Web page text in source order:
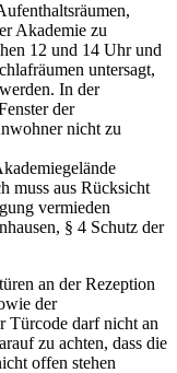
Akademie zu
12 und 14 Uhr und
untersagt,
In der
der
nicht zu
muss aus Rücksicht
vermieden
§ 4 Schutz der
an der Rezeption
der
Türcode darf nicht an
zu achten, dass die
offen stehen